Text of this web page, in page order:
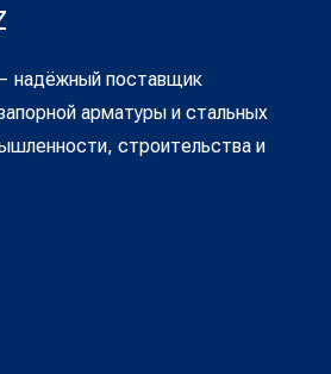
надёжный поставщик
арматуры и стальных
строительства и